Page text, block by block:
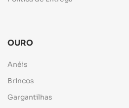
OURO
Anéis
Brincos
Gargantilhas